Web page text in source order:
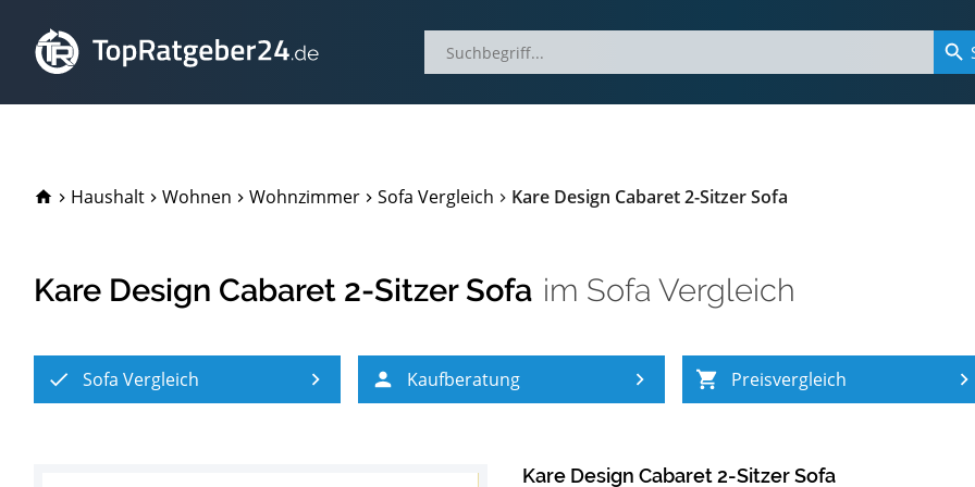
TopRatgeber24.de
Haushalt Wohnen Wohnzimmer Sofa Vergleich Kare Design Cabaret 2-Sitzer Sofa
Kare Design Cabaret 2-Sitzer Sofa im Sofa Vergleich
Sofa Vergleich Kaufberatung Preisvergleich
Kare Design Cabaret 2-Sitzer Sofa